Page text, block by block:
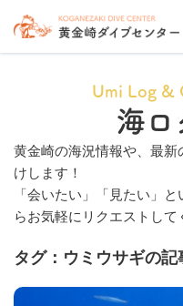
Umi Log &
海ロ
黄金崎の海況情報や、最
けします！
「会いたい」「見たい」
らお気軽にリクエストして
タグ：ウミウサギの記